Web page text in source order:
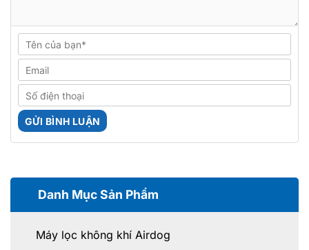
Danh Mục Sản Phẩm
Máy lọc không khí Airdog